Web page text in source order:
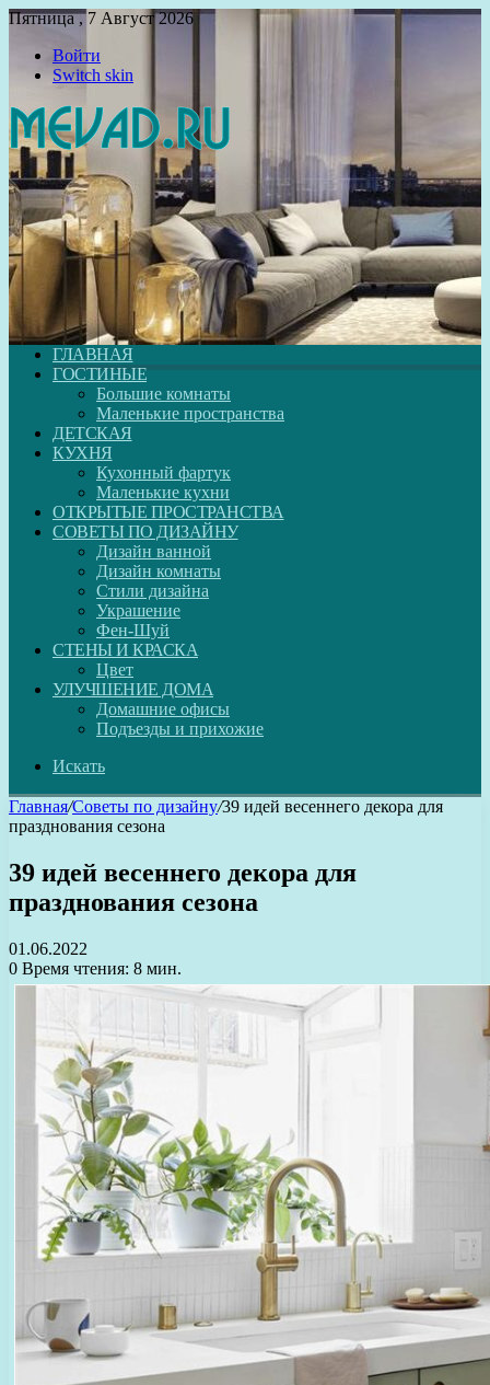
Пятница , 7 Август 2026
Войти
Switch skin
ГЛАВНАЯ
ГОСТИНЫЕ
Большие комнаты
Маленькие пространства
ДЕТСКАЯ
КУХНЯ
Кухонный фартук
Маленькие кухни
ОТКРЫТЫЕ ПРОСТРАНСТВА
СОВЕТЫ ПО ДИЗАЙНУ
Дизайн ванной
Дизайн комнаты
Стили дизайна
Украшение
Фен-Шуй
СТЕНЫ И КРАСКА
Цвет
УЛУЧШЕНИЕ ДОМА
Домашние офисы
Подъезды и прихожие
Искать
Главная/Советы по дизайну/39 идей весеннего декора для
празднования сезона
39 идей весеннего декора для
празднования сезона
01.06.2022
0 Время чтения: 8 мин.